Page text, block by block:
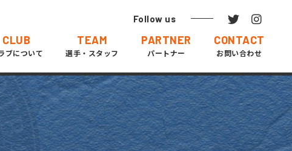
Follow us
CLUB
ブについて
TEAM
選手・スタッフ
PARTNER
パートナー
CONTACT
お問い合わせ